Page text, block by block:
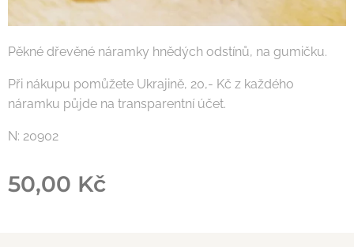
Pěkné dřevěné náramky hnědých odstínů, na gumičku.
Při nákupu pomůžete Ukrajině, 20,- Kč z každého
náramku půjde na transparentní účet.
N: 20902
50,00 Kč